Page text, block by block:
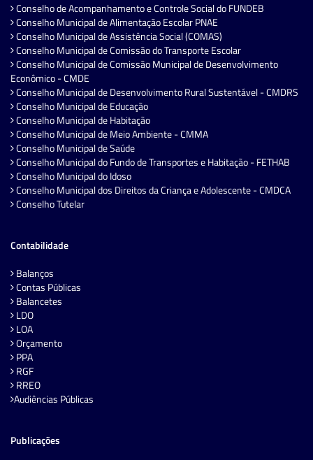
Conselho de Acompanhamento e Controle Social do FUNDEB
Conselho Municipal de Alimentação Escolar PNAE
Conselho Municipal de Assistência Social (COMAS)
Conselho Municipal de Comissão do Transporte Escolar
Conselho Municipal de Comissão Municipal de Desenvolvimento
Econômico - CMDE
Conselho Municipal de Desenvolvimento Rural Sustentável - CMDRS
Conselho Municipal de Educação
Conselho Municipal de Habitação
Conselho Municipal de Meio Ambiente - CMMA
Conselho Municipal de Saúde
Conselho Municipal do Fundo de Transportes e Habitação - FETHAB
Conselho Municipal do Idoso
Conselho Municipal dos Direitos da Criança e Adolescente - CMDCA
Conselho Tutelar
Contabilidade
Balanços
Contas Públicas
Balancetes
LDO
LOA
Orçamento
PPA
RGF
RREO
Audiências Públicas
Publicações